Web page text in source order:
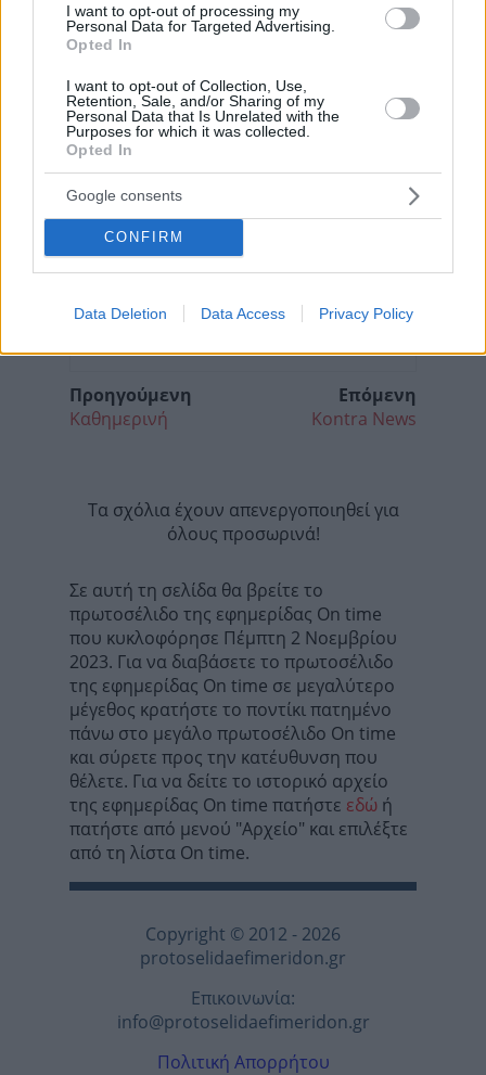
I want to opt-out of processing my
Personal Data for Targeted Advertising.
Opted In
I want to opt-out of Collection, Use,
Retention, Sale, and/or Sharing of my
Personal Data that Is Unrelated with the
Purposes for which it was collected.
Opted In
Google consents
CONFIRM
Data Deletion Data Access Privacy Policy
Προηγούμενη
Καθημερινή
Επόμενη
Kontra News
Τα σχόλια έχουν απενεργοποιηθεί για
όλους προσωρινά!
Σε αυτή τη σελίδα θα βρείτε το
πρωτοσέλιδο της εφημερίδας On time
που κυκλοφόρησε Πέμπτη 2 Νοεμβρίου
2023. Για να διαβάσετε το πρωτοσέλιδο
της εφημερίδας On time σε μεγαλύτερο
μέγεθος κρατήστε το ποντίκι πατημένο
πάνω στο μεγάλο πρωτοσέλιδο On time
και σύρετε προς την κατέυθυνση που
θέλετε. Για να δείτε το ιστορικό αρχείο
της εφημερίδας On time πατήστε εδώ ή
πατήστε από μενού "Αρχείο" και επιλέξτε
από τη λίστα On time.
Copyright © 2012 - 2026
protoselidaefimeridon.gr
Επικοινωνία:
info@protoselidaefimeridon.gr
Πολιτική Απορρήτου